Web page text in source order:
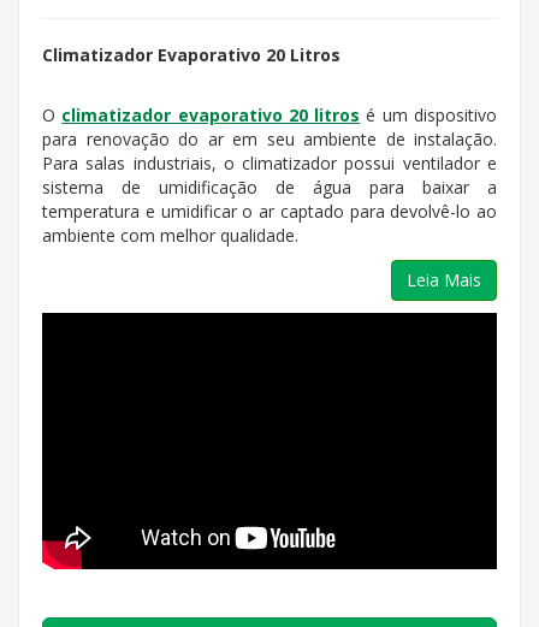
Climatizador Evaporativo 20 Litros
O climatizador evaporativo 20 litros é um dispositivo
para renovação do ar em seu ambiente de instalação.
Para salas industriais, o climatizador possui ventilador e
sistema de umidificação de água para baixar a
temperatura e umidificar o ar captado para devolvê-lo ao
ambiente com melhor qualidade.
Leia Mais